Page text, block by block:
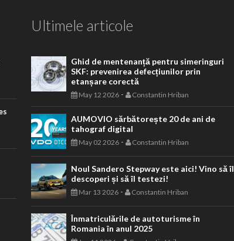
Ultimele articole
Ghid de mentenanță pentru simeringuri
SKF: prevenirea defecțiunilor prin
etanșare corectă
May 12 2026 - Constantin Hriban
AUMOVIO sărbătorește 20 de ani de
tahograf digital
May 02 2026 - Constantin Hriban
Noul Sandero Stepway este aici! Vino să îl
descoperi și să îl testezi!
Mar 13 2026 - Constantin Hriban
Înmatriculările de autoturisme în
Romania în anul 2025